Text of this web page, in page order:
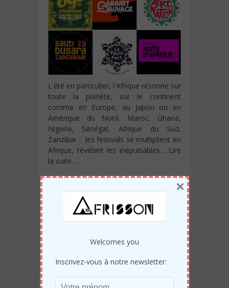
L'été en particulier, l'Afrique résonne sur
toute la planète, sur le continent
comme en Europe, au Japon ou en
Amérique du Nord. Maroc, Ghana,
Nigeria, Sénégal, Afrique du Sud,
Zanzibar : les festivals se multiplient en
Afrique, révélant les inépuisables… Lire
la suite…
Lire tous les Editos
Derniers articles
Welcomes you
Inscrivez-vous à notre newsletter:
×